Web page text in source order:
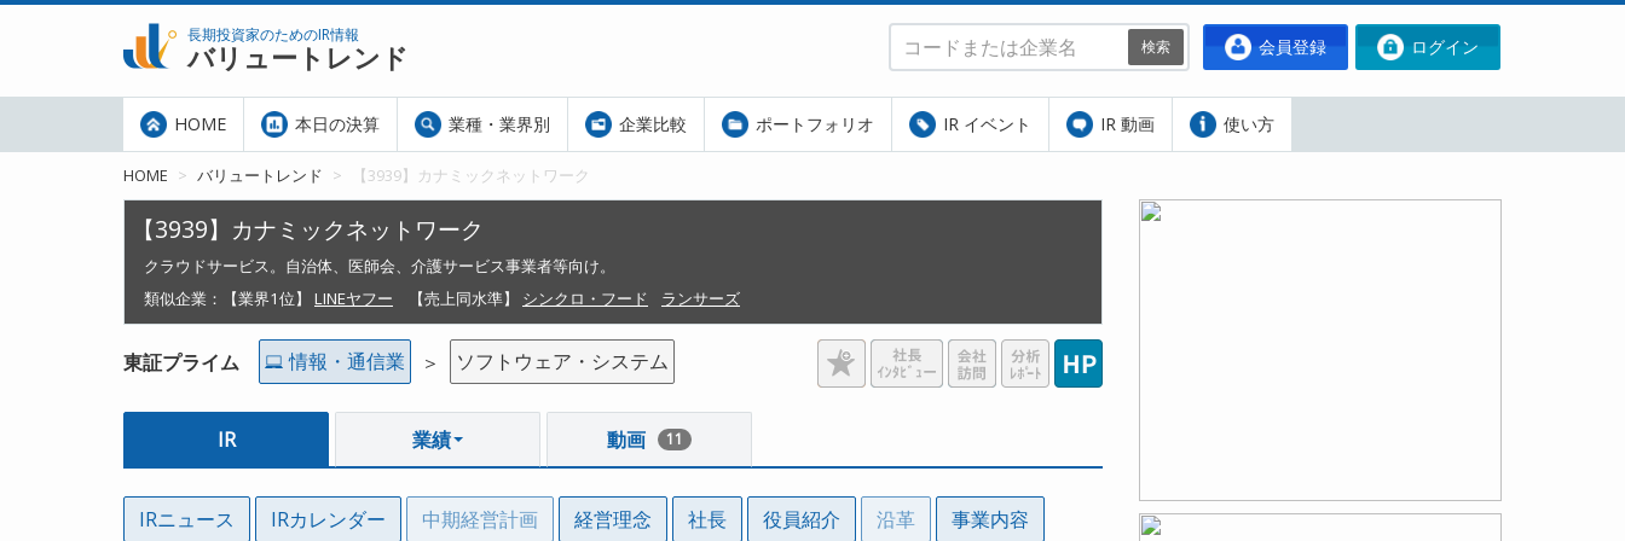
長期投資家のためのIR情報
バリュートレンド 会員登録 ログイン
検索
HOME 本日の決算 業種・業界別 企業比較 ポートフォリオ IR イベント IR 動画 使い方
HOME バリュートレンド 【3939】カナミックネットワーク
【3939】カナミックネットワーク
クラウドサービス。自治体、医師会、介護サービス事業者等向け。
類似企業：
【業界1位】 LINEヤフー 【売上同水準】 シンクロ・フード ランサーズ
東証プライム 情報・通信業 ＞ ソフトウェア・システム
IR 業績 動画 11
IRニュース IRカレンダー 中期経営計画 経営理念 社長 役員紹介 沿革 事業内容